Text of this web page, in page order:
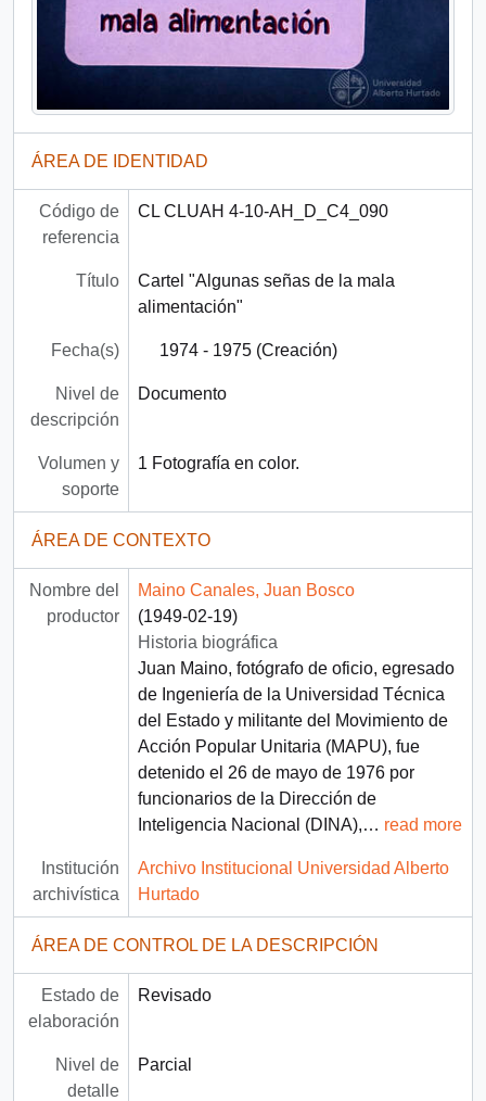
ÁREA DE IDENTIDAD
Código de
referencia
CL CLUAH 4-10-AH_D_C4_090
Título
Cartel "Algunas señas de la mala
alimentación"
Fecha(s) 1974 - 1975 (Creación)
Nivel de
descripción
Documento
Volumen y
soporte
1 Fotografía en color.
ÁREA DE CONTEXTO
Nombre del
productor
Maino Canales, Juan Bosco
(1949-02-19)
Historia biográfica
Juan Maino, fotógrafo de oficio, egresado
de Ingeniería de la Universidad Técnica
del Estado y militante del Movimiento de
Acción Popular Unitaria (MAPU), fue
detenido el 26 de mayo de 1976 por
funcionarios de la Dirección de
Inteligencia Nacional (DINA),… read more
Institución
archivística
Archivo Institucional Universidad Alberto
Hurtado
ÁREA DE CONTROL DE LA DESCRIPCIÓN
Estado de
elaboración
Revisado
Nivel de
detalle
Parcial